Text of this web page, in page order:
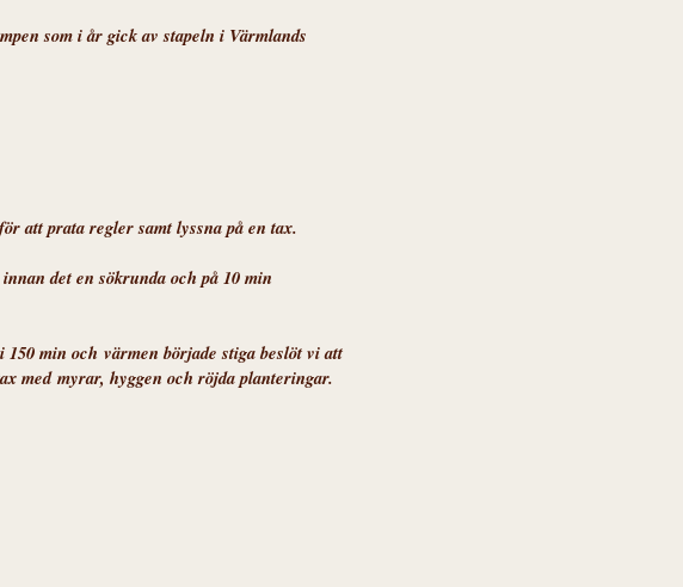
som i år gick av stapeln i Värmlands
att prata regler samt lyssna på en tax.
det en sökrunda och på 10 min
150 min och värmen började stiga beslöt vi att
medmyrar, hyggen och röjda planteringar.